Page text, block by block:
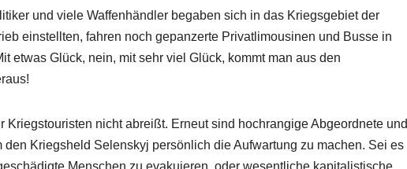
und viele Waffenhändler begaben sich in das Kriegsgebiet der
einstellten, fahren noch gepanzerte Privatlimousinen und Busse in
etwas Glück, nein, mit sehr viel Glück, kommt man aus den
Kriegstouristen nicht abreißt. Erneut sind hochrangige Abgeordnete und
Kriegsheld Selenskyj persönlich die Aufwartung zu machen. Sei es
Menschen zu evakuieren, oder wesentliche kapitalistische